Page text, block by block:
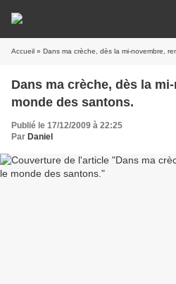
Accueil » Dans ma crèche, dès la mi-novembre,
Dans ma crèche, dès la
monde des santons.
Publié le 17/12/2009 à 22:25
Par Daniel